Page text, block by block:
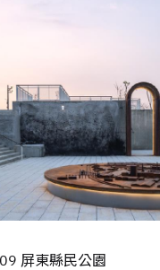
屏東縣民公園